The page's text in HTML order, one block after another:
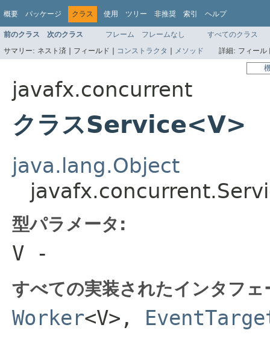
概要 パッケージ クラス 使用 ツリー 非推奨 索引 ヘルプ
前のクラス 次のクラス フレーム フレームなし
すべてのクラス
サマリー: ネスト済 | フィールド | コンストラクタ | メソッド 詳細: フィー
javafx.concurrent
クラスService<V>
java.lang.Object
型パラメータ:
V -
すべての実装されたインタフ
Worker<V>,